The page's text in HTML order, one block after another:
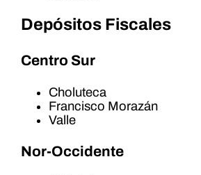
Depósitos Fiscales
Centro Sur
Choluteca
Francisco Morazán
Valle
Nor-Occidente